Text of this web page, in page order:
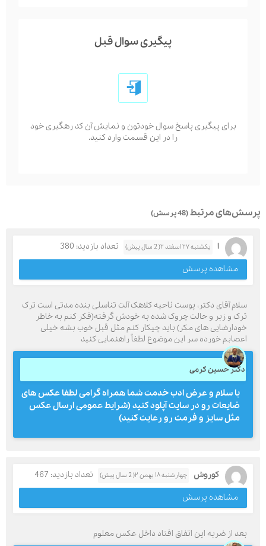
پیگیری سوال قبل
برای پیگیری پاسخ سوال خودتون و نمایش آن کد رهگیری خود
را در این قسمت وارد کنید.
پرسش‌های مرتبط(48 پرسش)
ا یکشنبه ۲۷ اسفند ۲( 2 سال پیش)
تعداد بازدید: 380
مشاهده پرسش
سلام آقای دکتر، پوست ناحیه کلاهک آلت تناسلی بنده مدتی است ترک
ترک و زبر و حالت چروک شده به خودش گرفته(فکر کنم به خاطر
خودارضایی های مکر) باید چیکار کنم مثل قبل خوب بشه خیلی
اعصابم خورده سر این موضوع لطفاً راهنمایی کنید
دکتر حسین کرمی
با سلام و عرض ادب خدمت شما همراه گرامی لطفا عکس های
ضایعات رو در سایت آپلود کنید (شرایط عمومی ارسال عکس
مثل سایز و فرمت رو رعایت کنید)
کوروش چهارشنبه ۱۸ بهمن ۲( 2 سال پیش)
تعداد بازدید: 467
مشاهده پرسش
بعد از ضربه این اتفاق افتاد داخل عکس معلوم